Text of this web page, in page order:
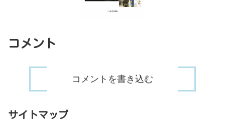
コメント
コメントを書き込む
サイトマップ